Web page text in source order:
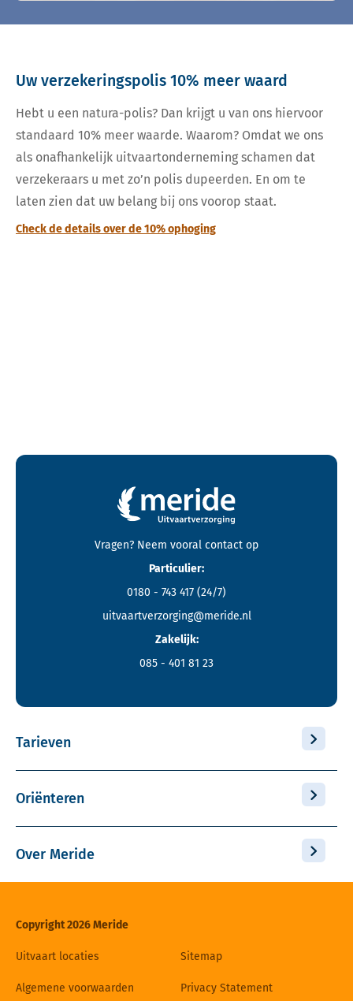
Uw verzekeringspolis 10% meer waard
Hebt u een natura-polis? Dan krijgt u van ons hiervoor
standaard 10% meer waarde. Waarom? Omdat we ons
als onafhankelijk uitvaartonderneming schamen dat
verzekeraars u met zo’n polis dupeerden. En om te
laten zien dat uw belang bij ons voorop staat.
Check de details over de 10% ophoging
Contactgegevens en footer menu van Meride
Vragen? Neem vooral contact op
Particulier:
0180 - 743 417 (24/7)
uitvaartverzorging@meride.nl
Zakelijk:
085 - 401 81 23
Tarieven
Oriënteren
Over Meride
Copyright 2026 Meride
Uitvaart locaties Sitemap
Algemene voorwaarden Privacy Statement